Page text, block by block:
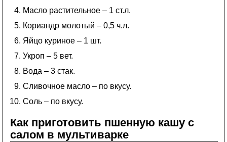
Масло растительное – 1 ст.л.
Кориандр молотый – 0,5 ч.л.
Яйцо куриное – 1 шт.
Укроп – 5 вет.
Вода – 3 стак.
Сливочное масло – по вкусу.
Соль – по вкусу.
Как приготовить пшенную кашу с
салом в мультиварке